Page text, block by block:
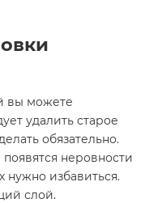
вы можете
удалить старое
обязательно.
неровности
нужно избавиться.
слой.